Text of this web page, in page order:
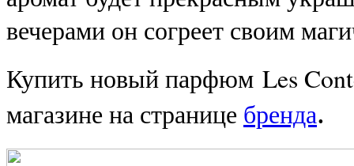
вечерами он согреет своим
Купить новый парфюм Les
магазине на странице бренда.